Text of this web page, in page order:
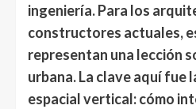
ingeniería. Para los
constructores actuales,
representan una lección
urbana. La clave aquí fue
espacial vertical: cómo